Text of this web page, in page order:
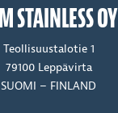
STAINLESS OY
Teollisuustalotie 1
79100 Leppävirta
SUOMI – FINLAND